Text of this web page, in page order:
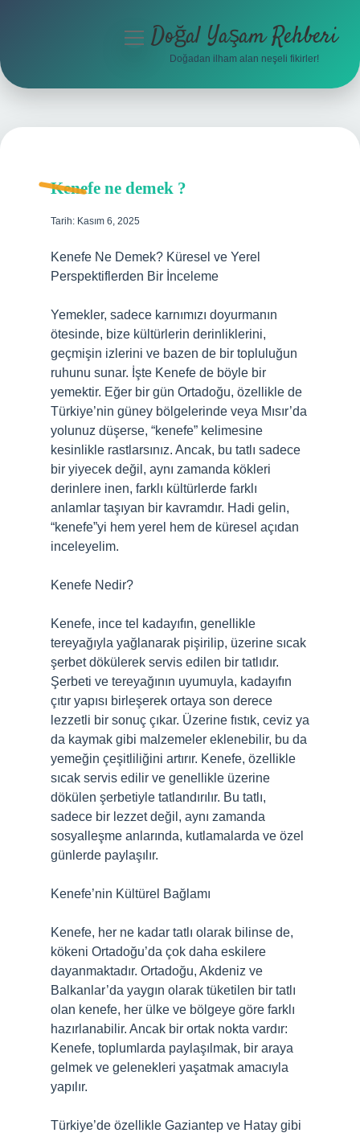
Hakkımızda
menüyüDoğal Yaşam Rehberi
Doğadan ilham alan neşeli fikirler!
Kenefe ne demek ?
Tarih: Kasım 6, 2025
Kenefe Ne Demek? Küresel ve Yerel
Perspektiflerden Bir İnceleme
Yemekler, sadece karnımızı doyurmanın
ötesinde, bize kültürlerin derinliklerini,
geçmişin izlerini ve bazen de bir topluluğun
ruhunu sunar. İşte Kenefe de böyle bir
yemektir. Eğer bir gün Ortadoğu, özellikle de
Türkiye’nin güney bölgelerinde veya Mısır’da
yolunuz düşerse, “kenefe” kelimesine
kesinlikle rastlarsınız. Ancak, bu tatlı sadece
bir yiyecek değil, aynı zamanda kökleri
derinlere inen, farklı kültürlerde farklı
anlamlar taşıyan bir kavramdır. Hadi gelin,
“kenefe”yi hem yerel hem de küresel açıdan
inceleyelim.
Kenefe Nedir?
Kenefe, ince tel kadayıfın, genellikle
tereyağıyla yağlanarak pişirilip, üzerine sıcak
şerbet dökülerek servis edilen bir tatlıdır.
Şerbeti ve tereyağının uyumuyla, kadayıfın
çıtır yapısı birleşerek ortaya son derece
lezzetli bir sonuç çıkar. Üzerine fıstık, ceviz ya
da kaymak gibi malzemeler eklenebilir, bu da
yemeğin çeşitliliğini artırır. Kenefe, özellikle
sıcak servis edilir ve genellikle üzerine
dökülen şerbetiyle tatlandırılır. Bu tatlı,
sadece bir lezzet değil, aynı zamanda
sosyalleşme anlarında, kutlamalarda ve özel
günlerde paylaşılır.
Kenefe’nin Kültürel Bağlamı
Kenefe, her ne kadar tatlı olarak bilinse de,
kökeni Ortadoğu’da çok daha eskilere
dayanmaktadır. Ortadoğu, Akdeniz ve
Balkanlar’da yaygın olarak tüketilen bir tatlı
olan kenefe, her ülke ve bölgeye göre farklı
hazırlanabilir. Ancak bir ortak nokta vardır:
Kenefe, toplumlarda paylaşılmak, bir araya
gelmek ve gelenekleri yaşatmak amacıyla
yapılır.
Türkiye’de özellikle Gaziantep ve Hatay gibi